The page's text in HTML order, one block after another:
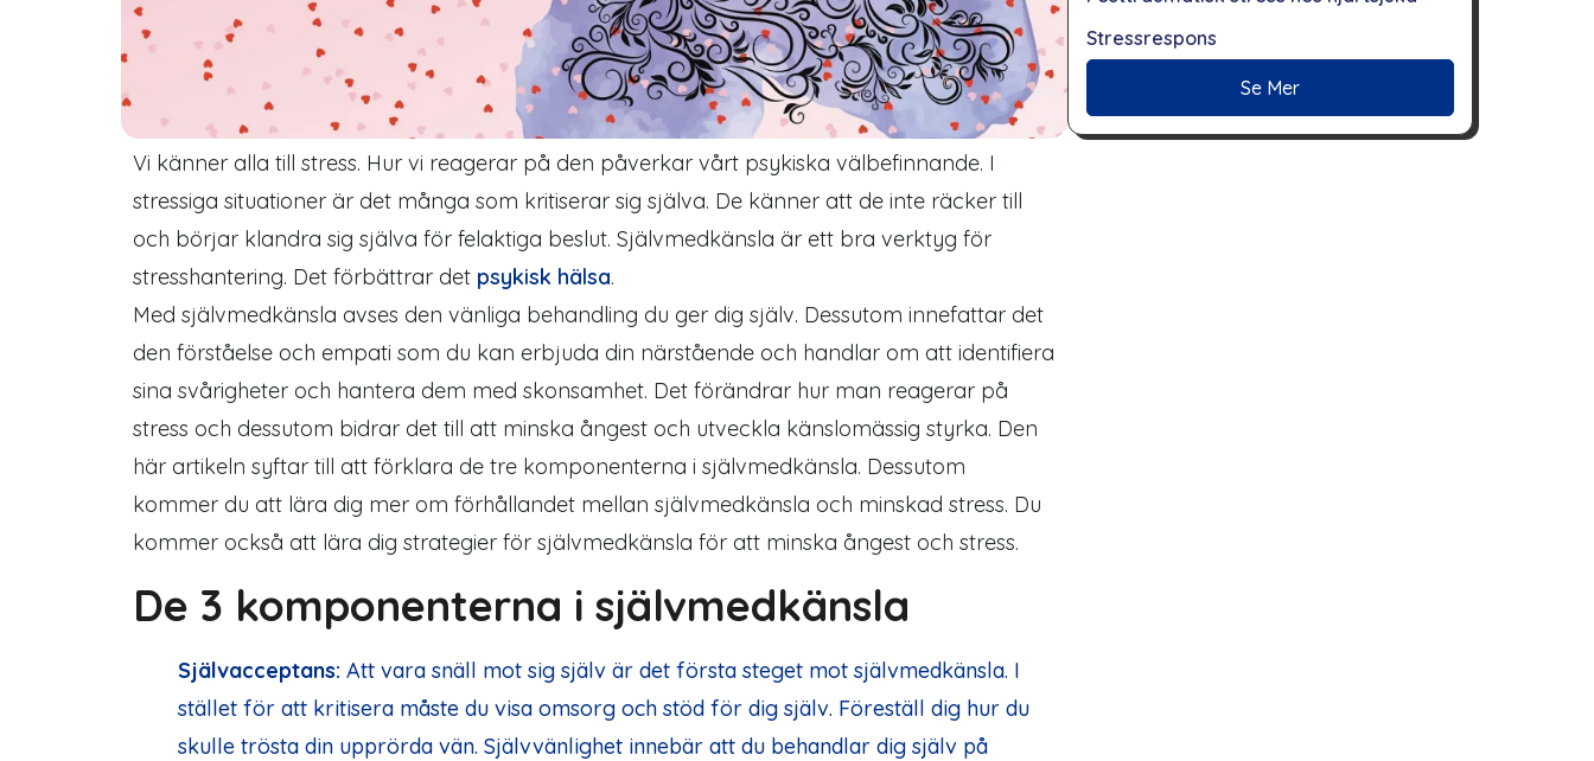
Vi känner alla till stress. Hur vi reagerar på den påverkar vårt psykiska välbefinnande. I
stressiga situationer är det många som kritiserar sig själva. De känner att de inte räcker till
och börjar klandra sig själva för felaktiga beslut. Självmedkänsla är ett bra verktyg för
stresshantering. Det förbättrar det psykisk hälsa.
Med självmedkänsla avses den vänliga behandling du ger dig själv. Dessutom innefattar det
den förståelse och empati som du kan erbjuda din närstående och handlar om att identifiera
sina svårigheter och hantera dem med skonsamhet. Det förändrar hur man reagerar på
stress och dessutom bidrar det till att minska ångest och utveckla känslomässig styrka. Den
här artikeln syftar till att förklara de tre komponenterna i självmedkänsla. Dessutom
kommer du att lära dig mer om förhållandet mellan självmedkänsla och minskad stress. Du
kommer också att lära dig strategier för självmedkänsla för att minska ångest och stress.
De 3 komponenterna i självmedkänsla
Självacceptans: Att vara snäll mot sig själv är det första steget mot självmedkänsla. I
stället för att kritisera måste du visa omsorg och stöd för dig själv. Föreställ dig hur du
skulle trösta din upprörda vän. Självvänlighet innebär att du behandlar dig själv på
Stressrespons
Se Mer